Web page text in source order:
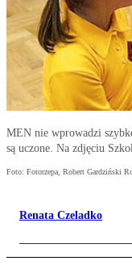
MEN nie wprowadzi
są uczone. Na zdjęciu
Foto: Fotorzepa, Robert Gardziński
Renata Czeladko